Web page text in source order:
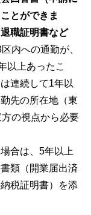
とができま
職証明書など
内への通勤が、
以上あったこ
連続して1年以
先の所在地（東
の視点から必要
合は、5年以上
類（開業届出済
税証明書）を添